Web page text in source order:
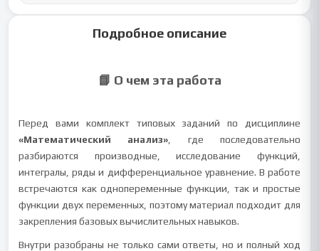
Подробное описание
📘 О чем эта работа
Перед вами комплект типовых заданий по дисциплине
«Математический анализ» , где последовательно
разбираются производные, исследование функций,
интегралы, ряды и дифференциальное уравнение. В работе
встречаются как однопеременные функции, так и простые
функции двух переменных, поэтому материал подходит для
закрепления базовых вычислительных навыков.
Внутри разобраны не только сами ответы, но и полный ход